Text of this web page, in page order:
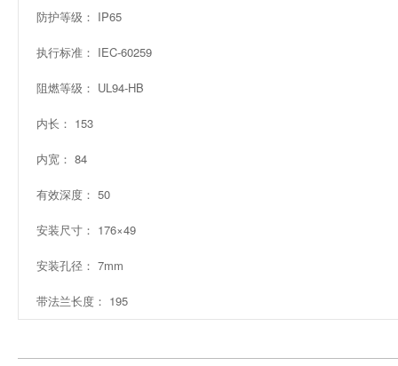
防护等级： IP65
执行标准： IEC-60259
阻燃等级： UL94-HB
内长： 153
内宽： 84
有效深度： 50
安装尺寸： 176×49
安装孔径： 7mm
带法兰长度： 195